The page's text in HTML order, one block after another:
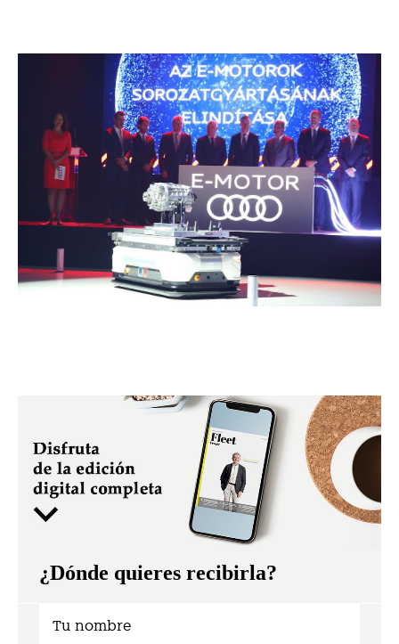
¿Dónde quieres recibirla?